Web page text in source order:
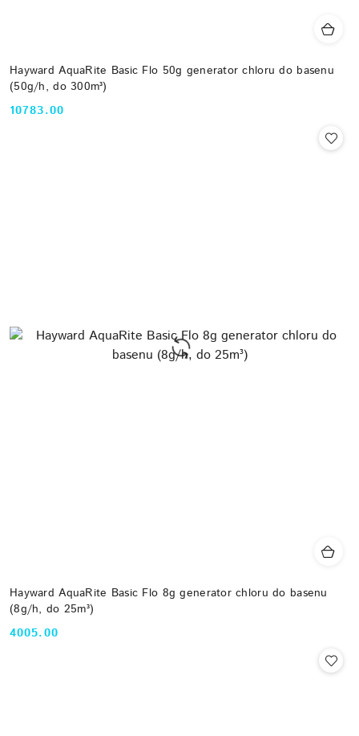
Hayward AquaRite Basic Flo 50g generator chloru do basenu
(50g/h, do 300m³)
Cena:
10783.00
Hayward AquaRite Basic Flo 8g generator chloru do basenu
(8g/h, do 25m³)
Cena:
4005.00